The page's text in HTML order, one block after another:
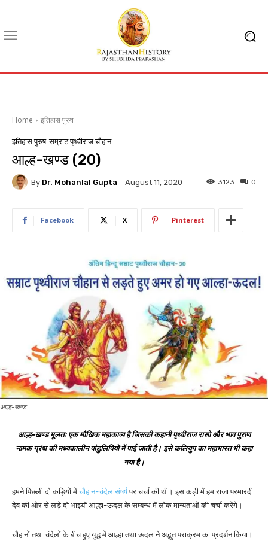
Home इतिहास पुरुष
इतिहास पुरुष सम्राट पृथ्वीराज चौहान
आल्ह-खण्ड (20)
By Dr. Mohanlal Gupta August 11, 2020 0
3123
Facebook X Pinterest
आल्ह-खण्ड
आल्ह-खण्ड मूलतः एक मौखिक महाकाव्य है जिसकी कहानी पृथ्वीराज रासो और भाव पुराण
नामक ग्रंथ की मध्यकालीन पांडुलिपियों में पाई जाती है। इसे कलियुग का महाभारत भी कहा
गया है।
हमने पिछली दो कड़ियों में चौहान-चंदेल संषर्षपर चर्चा की थी। इस कड़ी में हम राजा परमारदी
देव की ओर से लड़े दो भाइयों आल्हा-ऊदल के सम्बन्ध में लोक मान्यताओं की चर्चा करेंगे।
चौहानों तथा चंदेलों के बीच हुए युद्ध में आल्हा तथा ऊदल ने अद्भुत पराक्रम का प्रदर्शन किया।